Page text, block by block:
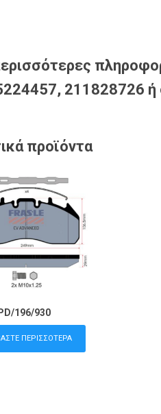
211828726
προϊόντα
196/930
ΠΕΡΙΣΣΌΤΕΡΑ